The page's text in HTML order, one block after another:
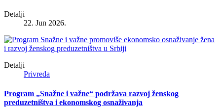
Detalji
22. Jun 2026.
Detalji
Privreda
Program „Snažne i važne“ podržava razvoj ženskog
preduzetništva i ekonomskog osnaživanja